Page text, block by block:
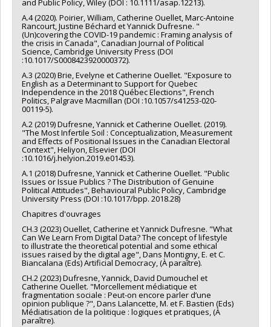
and Public Policy, Wiley (DOI : 10.1111/asap.12213).
A.4 (2020). Poirier, William, Catherine Ouellet, Marc-Antoine
Rancourt, Justine Béchard et Yannick Dufresne. "
(Un)covering the COVID-19 pandemic : Framing analysis of
the crisis in Canada", Canadian Journal of Political
Science, Cambridge University Press (DOI
:10.1017/S0008423920000372).
A.3 (2020) Brie, Evelyne et Catherine Ouellet. "Exposure to
English as a Determinant to Support for Quebec
Independence in the 2018 Québec Elections", French
Politics, Palgrave Macmillan (DOI :10.1057/s41253-020-
00119-5).
A.2 (2019) Dufresne, Yannick et Catherine Ouellet. (2019).
"The Most Infertile Soil : Conceptualization, Measurement
and Effects of Positional Issues in the Canadian Electoral
Context", Heliyon, Elsevier (DOI
:10.1016/j.helyion.2019.e01453).
A.1 (2018) Dufresne, Yannick et Catherine Ouellet. "Public
Issues or Issue Publics ? The Distribution of Genuine
Political Attitudes", Behavioural Public Policy, Cambridge
University Press (DOI :10.1017/bpp. 2018.28)
Chapitres d'ouvrages
CH.3 (2023) Ouellet, Catherine et Yannick Dufresne. "What
Can We Learn From Digital Data? The concept of lifestyle
to illustrate the theoretical potential and some ethical
issues raised by the digital age", Dans Montigny, E. et C.
Biancalana (Eds) Artificial Democracy, (À paraître).
CH.2 (2023) Dufresne, Yannick, David Dumouchel et
Catherine Ouellet. "Morcellement médiatique et
fragmentation sociale : Peut-on encore parler d’une
opinion publique ?", Dans Lalancette, M. et F. Bastien (Eds)
Médiatisation de la politique : logiques et pratiques, (À
paraître).